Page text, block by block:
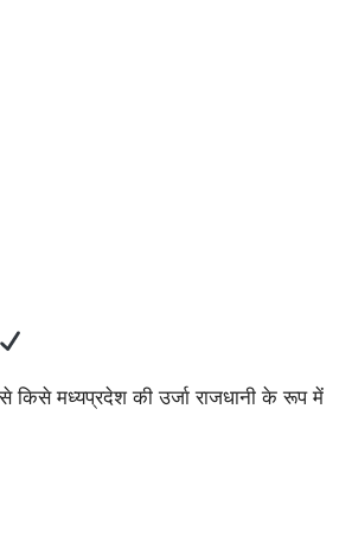
किसे मध्यप्रदेश की उर्जा राजधानी के रूप में